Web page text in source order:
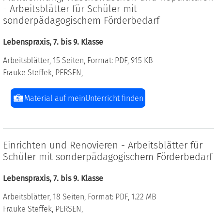
- Arbeitsblätter für Schüler mit
sonderpädagogischem Förderbedarf
Lebenspraxis, 7. bis 9. Klasse
Arbeitsblätter, 15 Seiten, Format: PDF, 915 KB
Frauke Steffek, PERSEN,
Material auf meinUnterricht finden
Einrichten und Renovieren - Arbeitsblätter für
Schüler mit sonderpädagogischem Förderbedarf
Lebenspraxis, 7. bis 9. Klasse
Arbeitsblätter, 18 Seiten, Format: PDF, 1.22 MB
Frauke Steffek, PERSEN,